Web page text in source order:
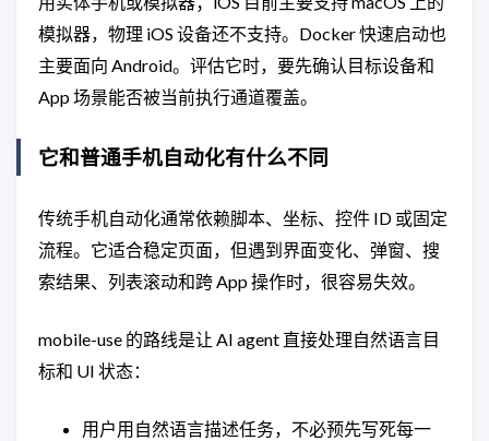
模拟器，物理 iOS 设备还不支持。Docker 快速启动也
主要面向 Android。评估它时，要先确认目标设备和
App 场景能否被当前执行通道覆盖。
它和普通手机自动化有什么不同
传统手机自动化通常依赖脚本、坐标、控件 ID 或固定
流程。它适合稳定页面，但遇到界面变化、弹窗、搜
索结果、列表滚动和跨 App 操作时，很容易失效。
mobile-use 的路线是让 AI agent 直接处理自然语言目
标和 UI 状态：
用户用自然语言描述任务，不必预先写死每一